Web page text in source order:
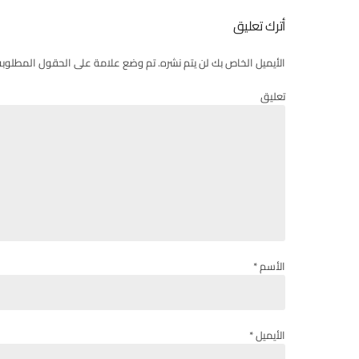
أترك تعليق
الأيميل الخاص بك لن يتم نشره. تم وضع علامة على الحقول
تعليق
الأسم *
الأيميل *